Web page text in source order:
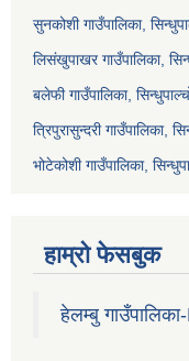
सुनकोशी गाउँपालिका,
लिसंखुपाखर गाउँपालिका,
बलेफी गाउँपालिका,
त्रिपुरासुन्दरी गाउँपालिका,
भोटेकोशी गाउँपालिका,
हाम्रो फेसबुक
हेलम्बु